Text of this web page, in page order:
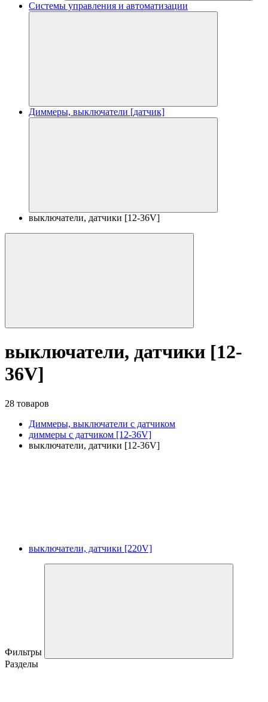
Системы управления и автоматизации
Диммеры, выключатели [датчик]
выключатели, датчики [12-36V]
выключатели, датчики [12-
36V]
28 товаров
Диммеры, выключатели с датчиком
диммеры с датчиком [12-36V]
выключатели, датчики [12-36V]
выключатели, датчики [220V]
Фильтры
Разделы